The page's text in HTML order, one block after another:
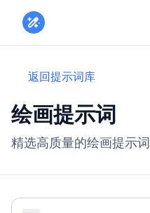
返回提示词库
绘画提示词
精选高质量的绘画提示词